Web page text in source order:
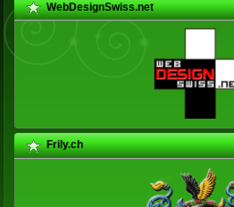
WebDesignSwiss.net
Frily.ch